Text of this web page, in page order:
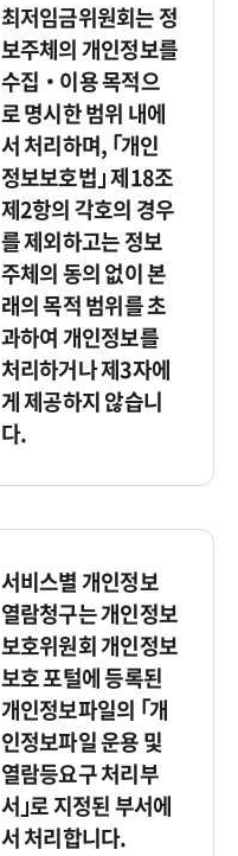
최저임금위원회는 정
보주체의 개인정보를
수집‧이용 목적으
로 명시한 범위 내에
서 처리하며, ｢개인
정보보호법｣ 제18조
제2항의 각호의 경우
를 제외하고는 정보
주체의 동의 없이 본
래의 목적 범위를 초
과하여 개인정보를
처리하거나 제3자에
게 제공하지 않습니
다.
서비스별 개인정보
열람청구는 개인정보
보호위원회 개인정보
보호 포털에 등록된
개인정보파일의 ｢개
인정보파일 운용 및
열람등요구 처리부
서｣로 지정된 부서에
서 처리합니다.